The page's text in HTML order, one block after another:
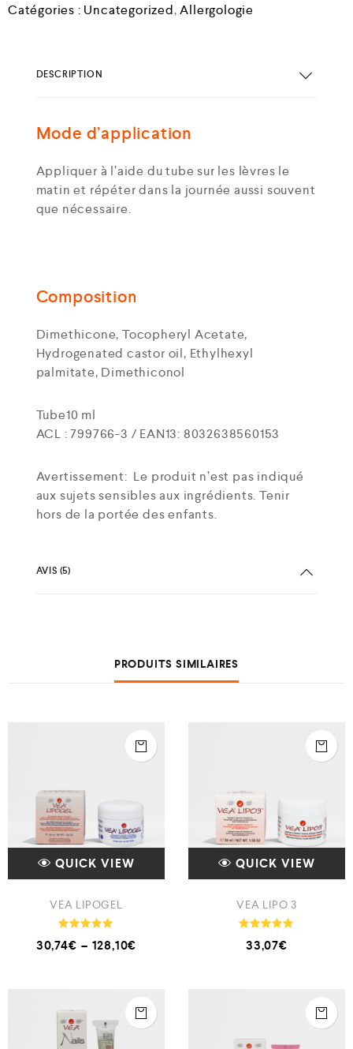
Catégories : Uncategorized,Allergologie
DESCRIPTION
Mode d’application
Appliquer à l’aide du tube sur les lèvres le
matin et répéter dans la journée aussi souvent
que nécessaire.
Composition
Dimethicone, Tocopheryl Acetate,
Hydrogenated castor oil, Ethylhexyl
palmitate, Dimethiconol
Tube10 ml
ACL : 799766-3 / EAN13: 8032638560153
Avertissement: Le produit n’est pas indiqué
aux sujets sensibles aux ingrédients. Tenir
hors de la portée des enfants.
AVIS (5)
PRODUITS SIMILAIRES
QUICK VIEW
VEA LIPOGEL
4.94
30,74€ – 128,10€
QUICK VIEW
VEA LIPO 3
5.00
33,07€